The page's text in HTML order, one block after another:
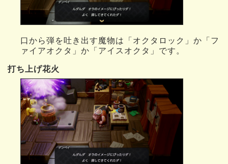
口から弾を吐き出す魔物は「オクタロック」か「フ
ァイアオクタ」か「アイスオクタ」です。
打ち上げ花火